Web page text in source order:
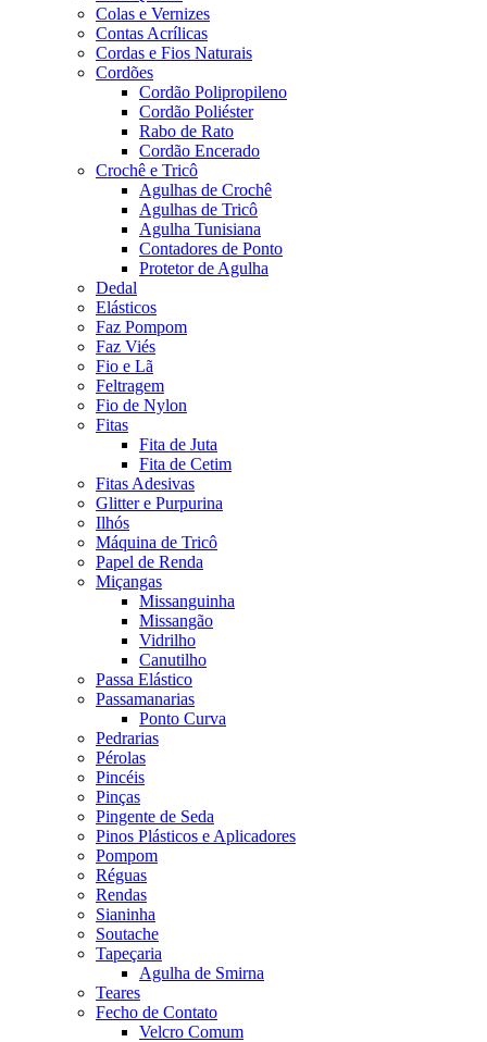
Colas e Vernizes
Contas Acrílicas
Cordas e Fios Naturais
Cordões
Cordão Polipropileno
Cordão Poliéster
Rabo de Rato
Cordão Encerado
Crochê e Tricô
Agulhas de Crochê
Agulhas de Tricô
Agulha Tunisiana
Contadores de Ponto
Protetor de Agulha
Dedal
Elásticos
Faz Pompom
Faz Viés
Fio e Lã
Feltragem
Fio de Nylon
Fitas
Fita de Juta
Fita de Cetim
Fitas Adesivas
Glitter e Purpurina
Ilhós
Máquina de Tricô
Papel de Renda
Miçangas
Missanguinha
Missangão
Vidrilho
Canutilho
Passa Elástico
Passamanarias
Ponto Curva
Pedrarias
Pérolas
Pincéis
Pinças
Pingente de Seda
Pinos Plásticos e Aplicadores
Pompom
Réguas
Rendas
Sianinha
Soutache
Tapeçaria
Agulha de Smirna
Teares
Fecho de Contato
Velcro Comum